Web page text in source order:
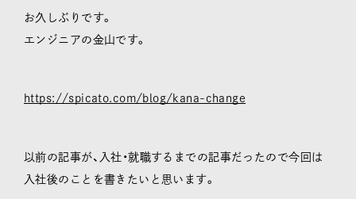
お久しぶりです。
エンジニアの金山です。
https://spicato.com/blog/kana-change
以前の記事が、入社・就職するまでの記事だったので今回は
入社後のことを書きたいと思います。